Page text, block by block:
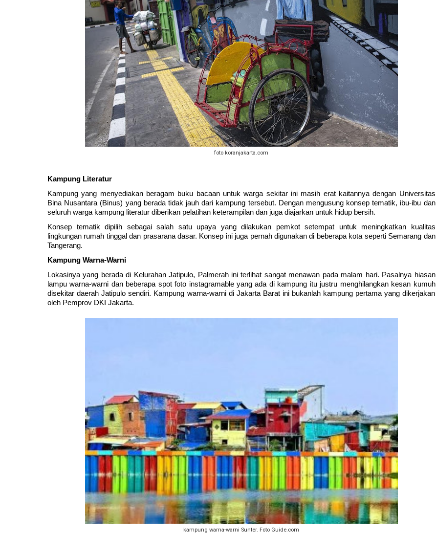
foto koranjakarta.com
Kampung Literatur
Kampung yang menyediakan beragam buku bacaan untuk warga sekitar ini masih erat kaitannya dengan Universitas
Bina Nusantara (Binus) yang berada tidak jauh dari kampung tersebut. Dengan mengusung konsep tematik, ibu-ibu dan
seluruh warga kampung literatur diberikan pelatihan keterampilan dan juga diajarkan untuk hidup bersih.
Konsep tematik dipilih sebagai salah satu upaya yang dilakukan pemkot setempat untuk meningkatkan kualitas
lingkungan rumah tinggal dan prasarana dasar. Konsep ini juga pernah digunakan di beberapa kota seperti Semarang dan
Tangerang.
Kampung Warna-Warni
Lokasinya yang berada di Kelurahan Jatipulo, Palmerah ini terlihat sangat menawan pada malam hari. Pasalnya hiasan
lampu warna-warni dan beberapa spot foto instagramable yang ada di kampung itu justru menghilangkan kesan kumuh
disekitar daerah Jatipulo sendiri. Kampung warna-warni di Jakarta Barat ini bukanlah kampung pertama yang dikerjakan
oleh Pemprov DKI Jakarta.
kampung warna-warni Sunter. Foto Guide.com